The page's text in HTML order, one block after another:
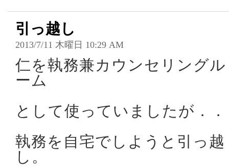
引っ越し
2013/7/11 木曜日 10:29 AM
仁を執務兼カウンセリングル
ーム
として使っていましたが．．
執務を自宅でしようと引っ越
し。